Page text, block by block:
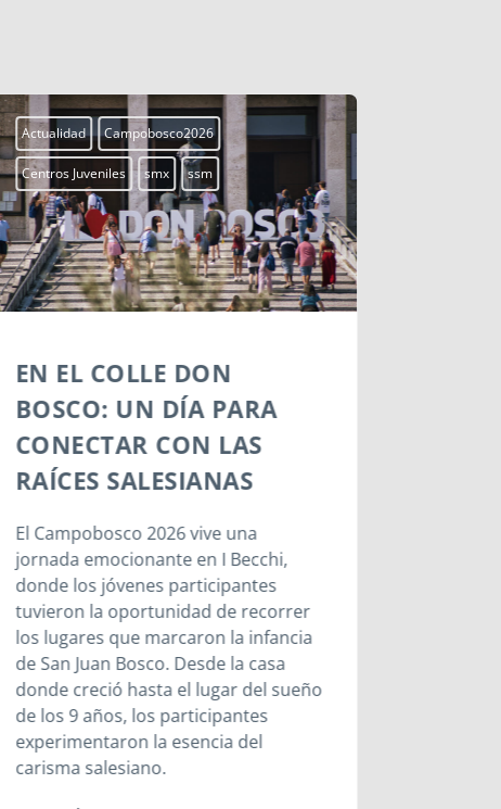
Actualidad Campobosco2026
Centros Juveniles smx ssm
EN EL COLLE DON
BOSCO: UN DÍA PARA
CONECTAR CON LAS
RAÍCES SALESIANAS
El Campobosco 2026 vive una
jornada emocionante en I Becchi,
donde los jóvenes participantes
tuvieron la oportunidad de recorrer
los lugares que marcaron la infancia
de San Juan Bosco. Desde la casa
donde creció hasta el lugar del sueño
de los 9 años, los participantes
experimentaron la esencia del
carisma salesiano.